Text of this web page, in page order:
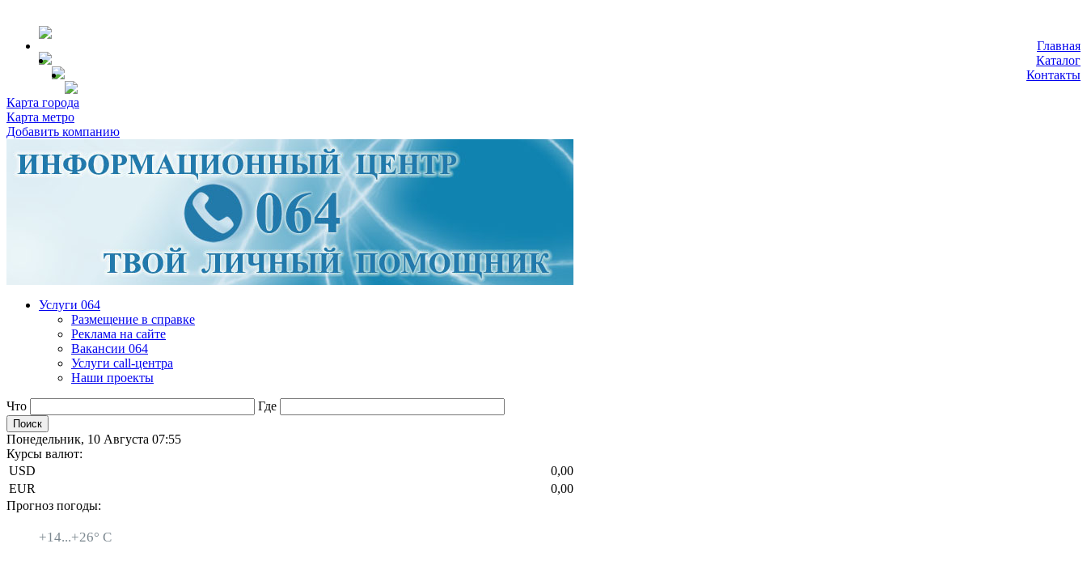
Главная
Каталог
Контакты
Карта города
Карта метро
Добавить компанию
Услуги 064
Размещение в справке
Реклама на сайте
Вакансии 064
Услуги call-центра
Наши проекты
Что Где
Понедельник, 10 Августа 07:55
Курсы валют:
USD
0,00
EUR
0,00
Прогноз погоды:
+14...+26° C